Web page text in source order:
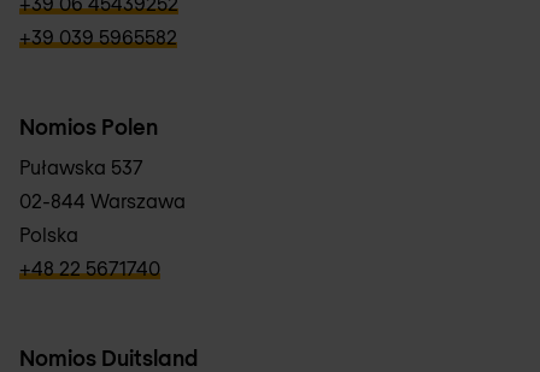
verbb\hyper\links\Phone
+39 039 5965582
Nomios Polen
Puławska 537
02-844 Warszawa
Polska
verbb\hyper\links\Phone
+48 22 5671740
Nomios Duitsland